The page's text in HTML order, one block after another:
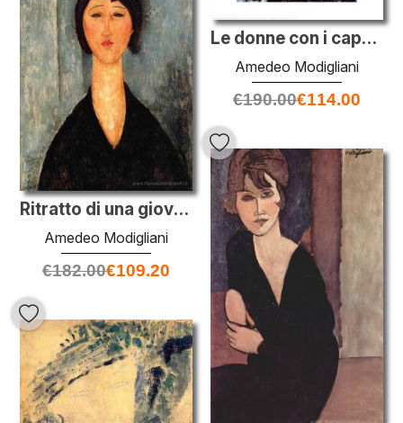
Le donne con i capelli rossi
Amedeo Modigliani
€190.00€114.00
Ritratto di una giovane donna
Amedeo Modigliani
€182.00€109.20